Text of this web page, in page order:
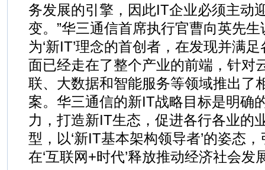
务发展的引擎，因此IT企业必须主动
变。”华三通信首席执行官曹向英先生
为‘新IT’理念的首创者，在发现并满
面已经走在了整个产业的前端，针对
联、大数据和智能服务等领域推出了
案。华三通信的新IT战略目标是明确
力，打造新IT生态，促进各行各业的
型，以‘新IT基本架构领导者’的姿态
在‘互联网+时代’释放推动经济社会发